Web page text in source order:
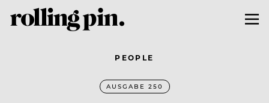
PEOPLE
AUSGABE 250